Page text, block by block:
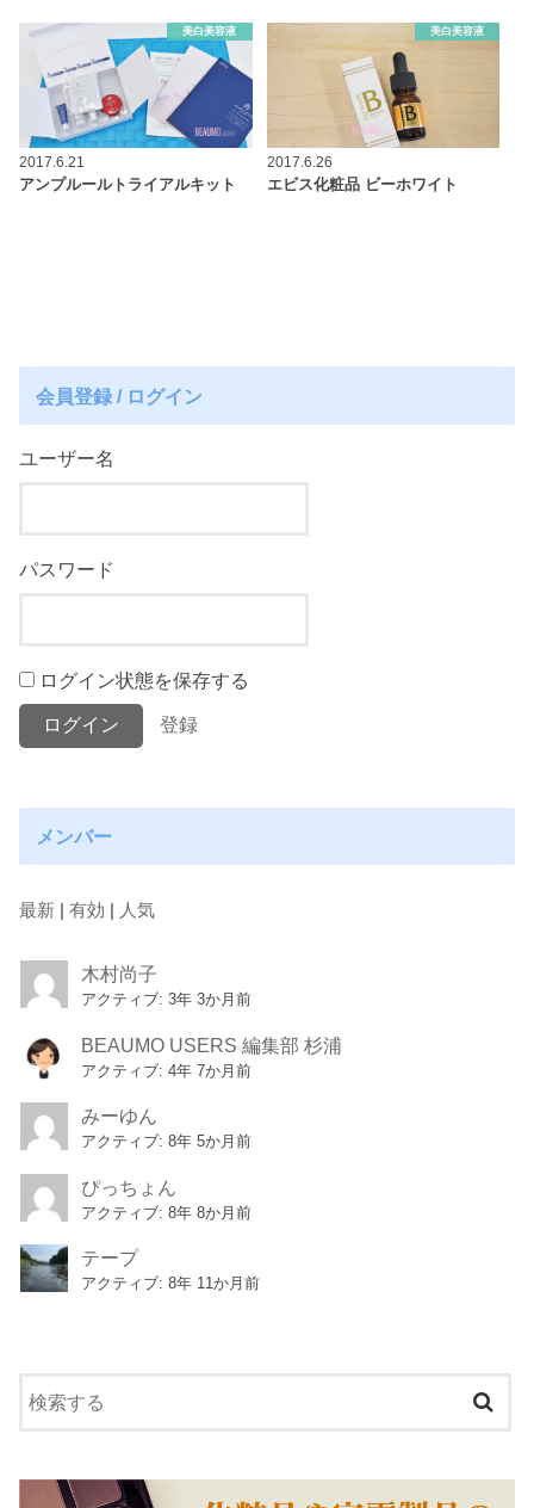
美白美容液
2017.6.21
アンプルールトライアルキット
美白美容液
2017.6.26
エビス化粧品 ビーホワイト
会員登録 / ログイン
ユーザー名
パスワード
ログイン状態を保存する
登録
メンバー
最新 有効 人気
木村尚子
アクティブ: 3年 3か月前
BEAUMO USERS 編集部 杉浦
アクティブ: 4年 7か月前
みーゆん
アクティブ: 8年 5か月前
ぴっちょん
アクティブ: 8年 8か月前
テープ
アクティブ: 8年 11か月前